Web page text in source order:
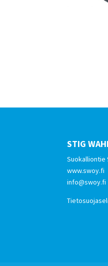
STIG
Suokalliontie
www.swoy.fi
info@swoy.fi